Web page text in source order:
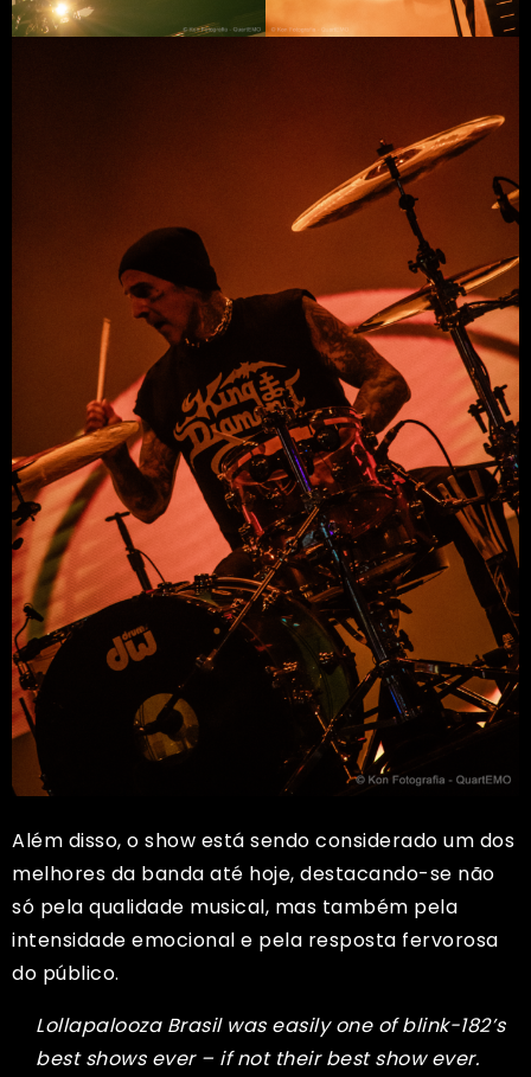
Além disso, o show está sendo considerado um dos
melhores da banda até hoje, destacando-se não
só pela qualidade musical, mas também pela
intensidade emocional e pela resposta fervorosa
do público.
Lollapalooza Brasil was easily one of blink-182’s
best shows ever – if not their best show ever.